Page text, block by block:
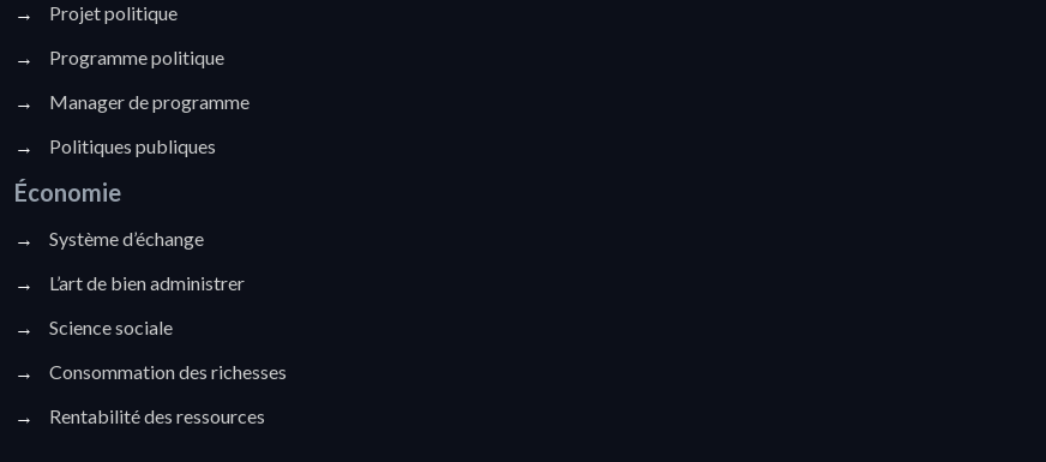
→
Projet politique
→
Programme politique
→
Manager de programme
→
Politiques publiques
Économie
→
Système d’échange
→
L’art de bien administrer
→
Science sociale
→
Consommation des richesses
→
Rentabilité des ressources